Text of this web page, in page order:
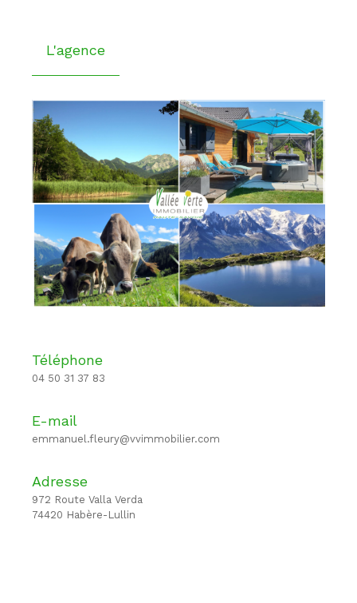
L'agence
Téléphone
04 50 31 37 83
E-mail
emmanuel.fleury@vvimmobilier.com
Adresse
972 Route Valla Verda
74420 Habère-Lullin